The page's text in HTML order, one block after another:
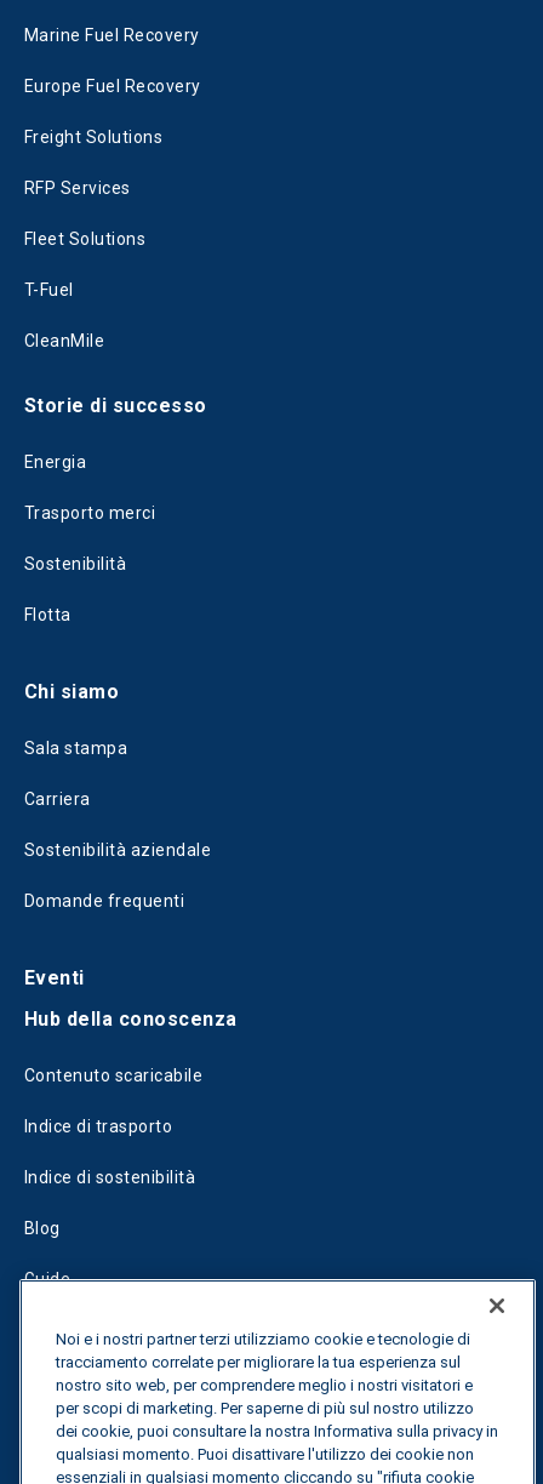
Marine Fuel Recovery
Europe Fuel Recovery
Freight Solutions
RFP Services
Fleet Solutions
T-Fuel
CleanMile
Storie di successo
Energia
Trasporto merci
Sostenibilità
Flotta
Chi siamo
Sala stampa
Carriera
Sostenibilità aziendale
Domande frequenti
Eventi
Hub della conoscenza
Contenuto scaricabile
Indice di trasporto
Indice di sostenibilità
Blog
Guide
Fuel Savings Calculator
Calcolatore di ottimizzazione dei trasporti
Tracciamento delle tariffe
Noi e i nostri partner terzi utilizziamo cookie e tecnologie di
tracciamento correlate per migliorare la tua esperienza sul
nostro sito web, per comprendere meglio i nostri visitatori e
per scopi di marketing. Per saperne di più sul nostro utilizzo
dei cookie, puoi consultare la nostra Informativa sulla privacy in
qualsiasi momento. Puoi disattivare l'utilizzo dei cookie non
essenziali in qualsiasi momento cliccando su "rifiuta cookie